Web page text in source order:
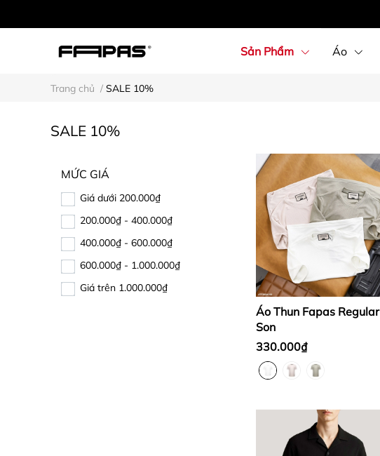
Sản Phẩm Áo
Trang chủ / SALE 10%
SALE 10%
MỨC GIÁ
Giá dưới 200.000₫
200.000₫ - 400.000₫
400.000₫ - 600.000₫
600.000₫ - 1.000.000₫
Giá trên 1.000.000₫
Áo Thun Fapas Regular
Son
330.000₫